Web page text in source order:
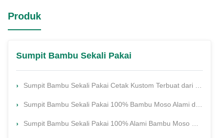
Produk
Sumpit Bambu Sekali Pakai
Sumpit Bambu Sekali Pakai Cetak Kustom Terbuat dari 100% Bambu Moso Alami dengan Sterilisasi Suhu Tinggi
Sumpit Bambu Sekali Pakai 100% Bambu Moso Alami dengan Logo Kustom dalam Ukuran 210/230/240mm untuk Stik Sushi
Sumpit Bambu Sekali Pakai 100% Alami Bambu Moso Ukuran 210/230/240mm dengan Logo dan Kemasan Kustom